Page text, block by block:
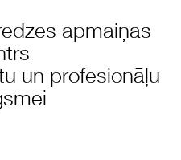
apmaiņas
un profesionāļu